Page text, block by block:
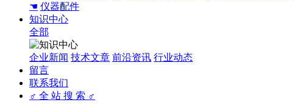
☚ 仪器配件
知识中心
全部
企业新闻 技术文章 前沿资讯 行业动态
留言
联系我们
♂ 全 站 搜 索 ♂